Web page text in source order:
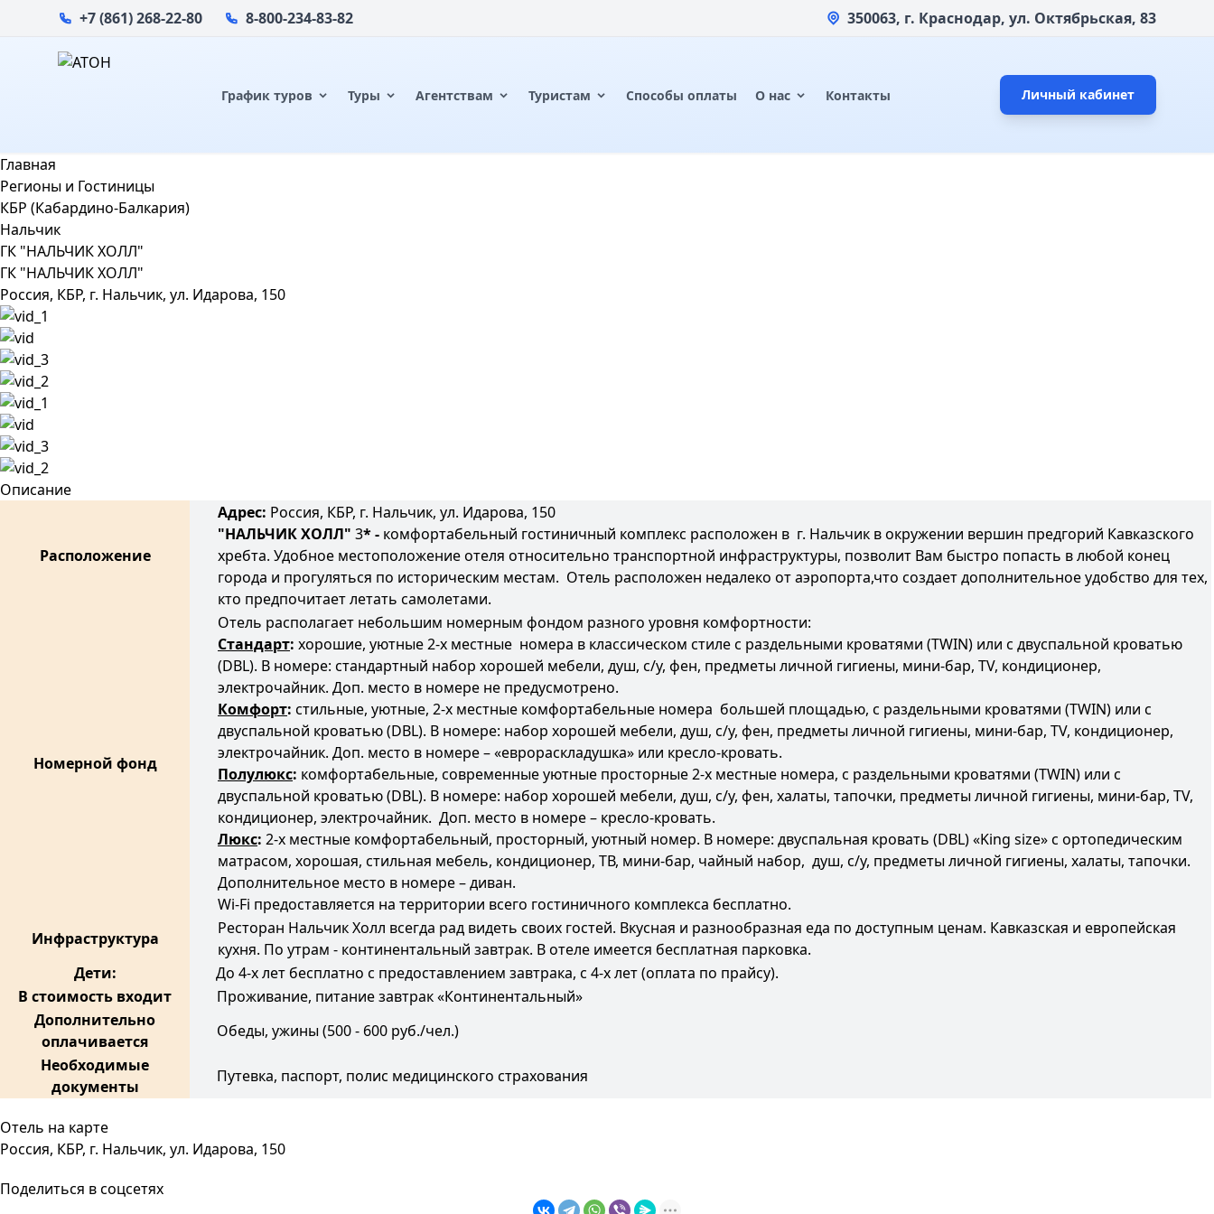
+7 (861) 268-22-80 8-800-234-83-82 350063, г. Краснодар, ул. Октябрьская, 83
График туров Туры Агентствам Туристам Способы оплаты О нас Контакты Личный кабинет
Главная
Регионы и Гостиницы
КБР (Кабардино-Балкария)
Нальчик
ГК "НАЛЬЧИК ХОЛЛ"
ГК "НАЛЬЧИК ХОЛЛ"
Россия, КБР, г. Нальчик, ул. Идарова, 150
Описание
Расположение
Адрес: Россия, КБР, г. Нальчик, ул. Идарова, 150
"НАЛЬЧИК ХОЛЛ" 3* - комфортабельный гостиничный комплекс расположен в г. Нальчик в окружении вершин предгорий Кавказского
хребта. Удобное местоположение отеля относительно транспортной инфраструктуры, позволит Вам быстро попасть в любой конец
города и прогуляться по историческим местам. Отель расположен недалеко от аэропорта,что создает дополнительное удобство для тех,
кто предпочитает летать самолетами.
Номерной фонд
Отель располагает небольшим номерным фондом разного уровня комфортности:
Стандарт: хорошие, уютные 2-х местные номера в классическом стиле с раздельными кроватями (TWIN) или с двуспальной кроватью
(DBL). В номере: стандартный набор хорошей мебели, душ, с/у, фен, предметы личной гигиены, мини-бар, TV, кондиционер,
электрочайник. Доп. место в номере не предусмотрено.
Комфорт: стильные, уютные, 2-х местные комфортабельные номера большей площадью, с раздельными кроватями (TWIN) или с
двуспальной кроватью (DBL). В номере: набор хорошей мебели, душ, с/у, фен, предметы личной гигиены, мини-бар, TV, кондиционер,
электрочайник. Доп. место в номере – «еврораскладушка» или кресло-кровать.
Полулюкс: комфортабельные, современные уютные просторные 2-х местные номера, с раздельными кроватями (TWIN) или с
двуспальной кроватью (DBL). В номере: набор хорошей мебели, душ, с/у, фен, халаты, тапочки, предметы личной гигиены, мини-бар, TV,
кондиционер, электрочайник. Доп. место в номере – кресло-кровать.
Люкс: 2-х местные комфортабельный, просторный, уютный номер. В номере: двуспальная кровать (DBL) «King size» с ортопедическим
матрасом, хорошая, стильная мебель, кондиционер, ТВ, мини-бар, чайный набор, душ, с/у, предметы личной гигиены, халаты, тапочки.
Дополнительное место в номере – диван.
Wi-Fi предоставляется на территории всего гостиничного комплекса бесплатно.
Инфраструктура
Ресторан Нальчик Холл всегда рад видеть своих гостей. Вкусная и разнообразная еда по доступным ценам. Кавказская и европейская
кухня. По утрам - континентальный завтрак. В отеле имеется бесплатная парковка.
Дети:
До 4-х лет бесплатно с предоставлением завтрака, с 4-х лет (оплата по прайсу).
В стоимость входит
Проживание, питание завтрак «Континентальный»
Дополнительно
оплачивается
Обеды, ужины (500 - 600 руб./чел.)
Необходимые
документы
Путевка, паспорт, полис медицинского страхования
Отель на карте
Россия, КБР, г. Нальчик, ул. Идарова, 150
Поделиться в соцсетях